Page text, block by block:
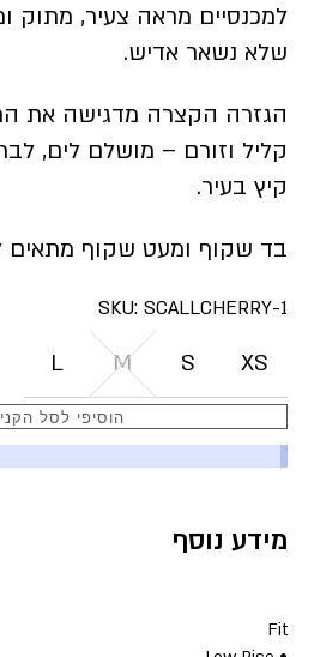
למכנסיים מראה צעיר, מתוק
שלא נשאר אדיש.
הגזרה הקצרה מדגישה את
קליל וזורם – מושלם לים,
קיץ בעיר.
בד שקוף ומעט שקוף מתאים
SKU: SCALLCHERRY-1
XS
S
M
L
הוסיפי לסל
מידע נוסף
Fit